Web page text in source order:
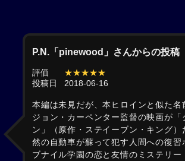
P.N.「pinewood」さんからの投稿
評価
★★★★★
投稿日
2018-06-16
本編は未見だが、本ヒロインと似た名
ジョン・カーペンター監督の映画が「
ン」（原作・ステイーブン・キング）
然の自動車が蘇って犯す人間への復習
ブナイル学園の恋と友情のミステリー